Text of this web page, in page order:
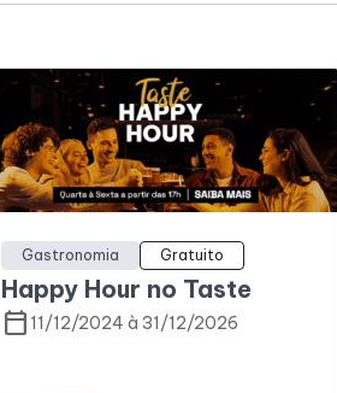
Gastronomia Gratuito
Happy Hour no Taste
calendar_today 11/12/2024 à 31/12/2026